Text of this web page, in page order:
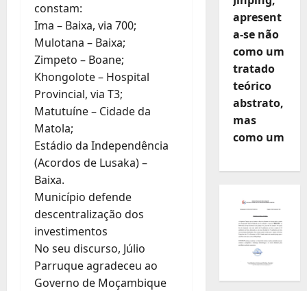
constam:
Ima – Baixa, via 700;
Mulotana – Baixa;
Zimpeto – Boane;
Khongolote – Hospital
Provincial, via T3;
Matutuíne – Cidade da
Matola;
Estádio da Independência
(Acordos de Lusaka) –
Baixa.
Município defende
descentralização dos
investimentos
No seu discurso, Júlio
Parruque agradeceu ao
Governo de Moçambique
apresent
a-se não
como um
tratado
teórico
abstrato,
mas
como um